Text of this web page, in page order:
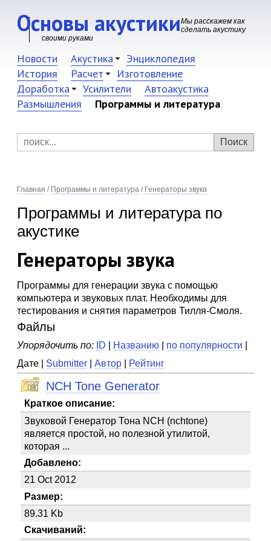
Основы акустикиМы расскажем как
сделать акустику
своими руками
Новости Акустика
Энциклопедия
История
Расчет
Изготовление
Доработка
Усилители
Автоакустика
Размышления
Программы и литература
Главная / Программы и литература / Генераторы звука
Программы и литература по
акустике
Генераторы звука
Программы для генерации звука с помощью
компьютера и звуковых плат. Необходимы для
тестирования и снятия параметров Тилля-Смоля.
Файлы
Упорядочить по: ID Названию по популярности
Дате | Submitter Автор Рейтинг
NCH Tone Generator
Краткое описание:
Звуковой Генератор Тона NCH (nchtone)
является простой, но полезной утилитой,
которая ...
Добавлено:
21 Oct 2012
Размер:
89.31 Kb
Скачиваний: